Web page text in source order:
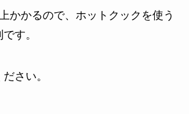
かかるので、ホットクックを使う
す。
さい。